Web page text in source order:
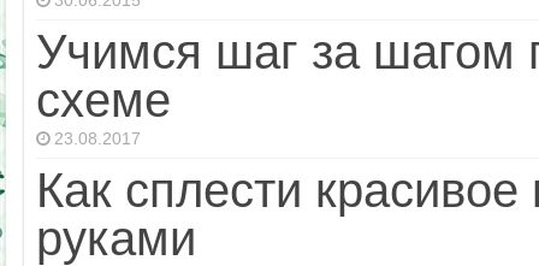
Учимся шаг за шагом
схеме
23.08.2017
Как сплести
руками